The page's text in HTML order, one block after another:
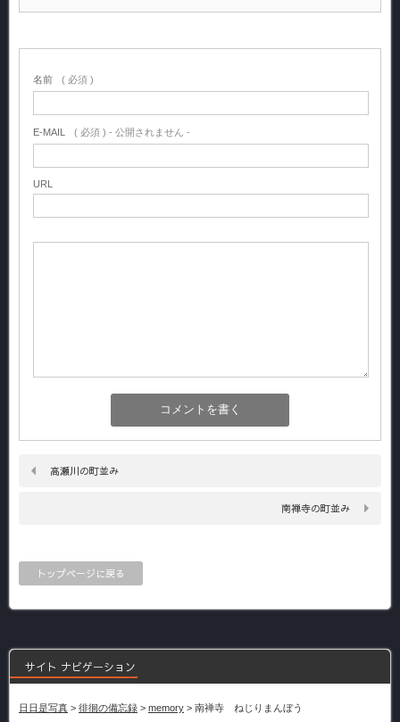
名前 ( 必須 )
E-MAIL ( 必須 ) - 公開されません -
URL
高瀬川の町並み
南禅寺の町並み
トップページに戻る
サイト ナビゲーション
日日是写真 > 徘徊の備忘録 > memory > 南禅寺 ねじりまんぼう